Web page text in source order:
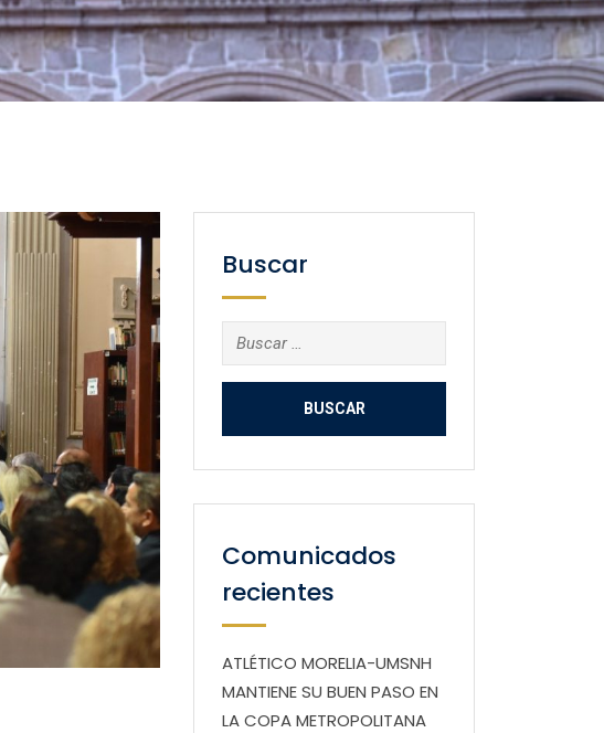
Buscar
Buscar:
Comunicados
recientes
ATLÉTICO MORELIA-UMSNH
MANTIENE SU BUEN PASO EN
LA COPA METROPOLITANA